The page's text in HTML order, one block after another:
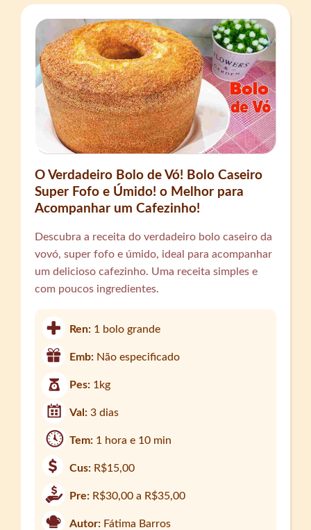
O Verdadeiro Bolo de Vó! Bolo Caseiro
Super Fofo e Úmido! o Melhor para
Acompanhar um Cafezinho!
Descubra a receita do verdadeiro bolo caseiro da
vovó, super fofo e úmido, ideal para acompanhar
um delicioso cafezinho. Uma receita simples e
com poucos ingredientes.
Ren: 1 bolo grande
Emb: Não especificado
Pes: 1kg
Val:3 dias
Tem: 1 hora e 10 min
Cus: R$15,00
Pre: R$30,00 a R$35,00
Autor: Fátima Barros